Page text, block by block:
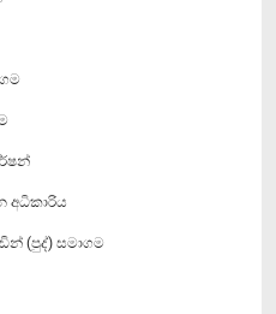
අධිකාරිය
(පුද්) සමාගම